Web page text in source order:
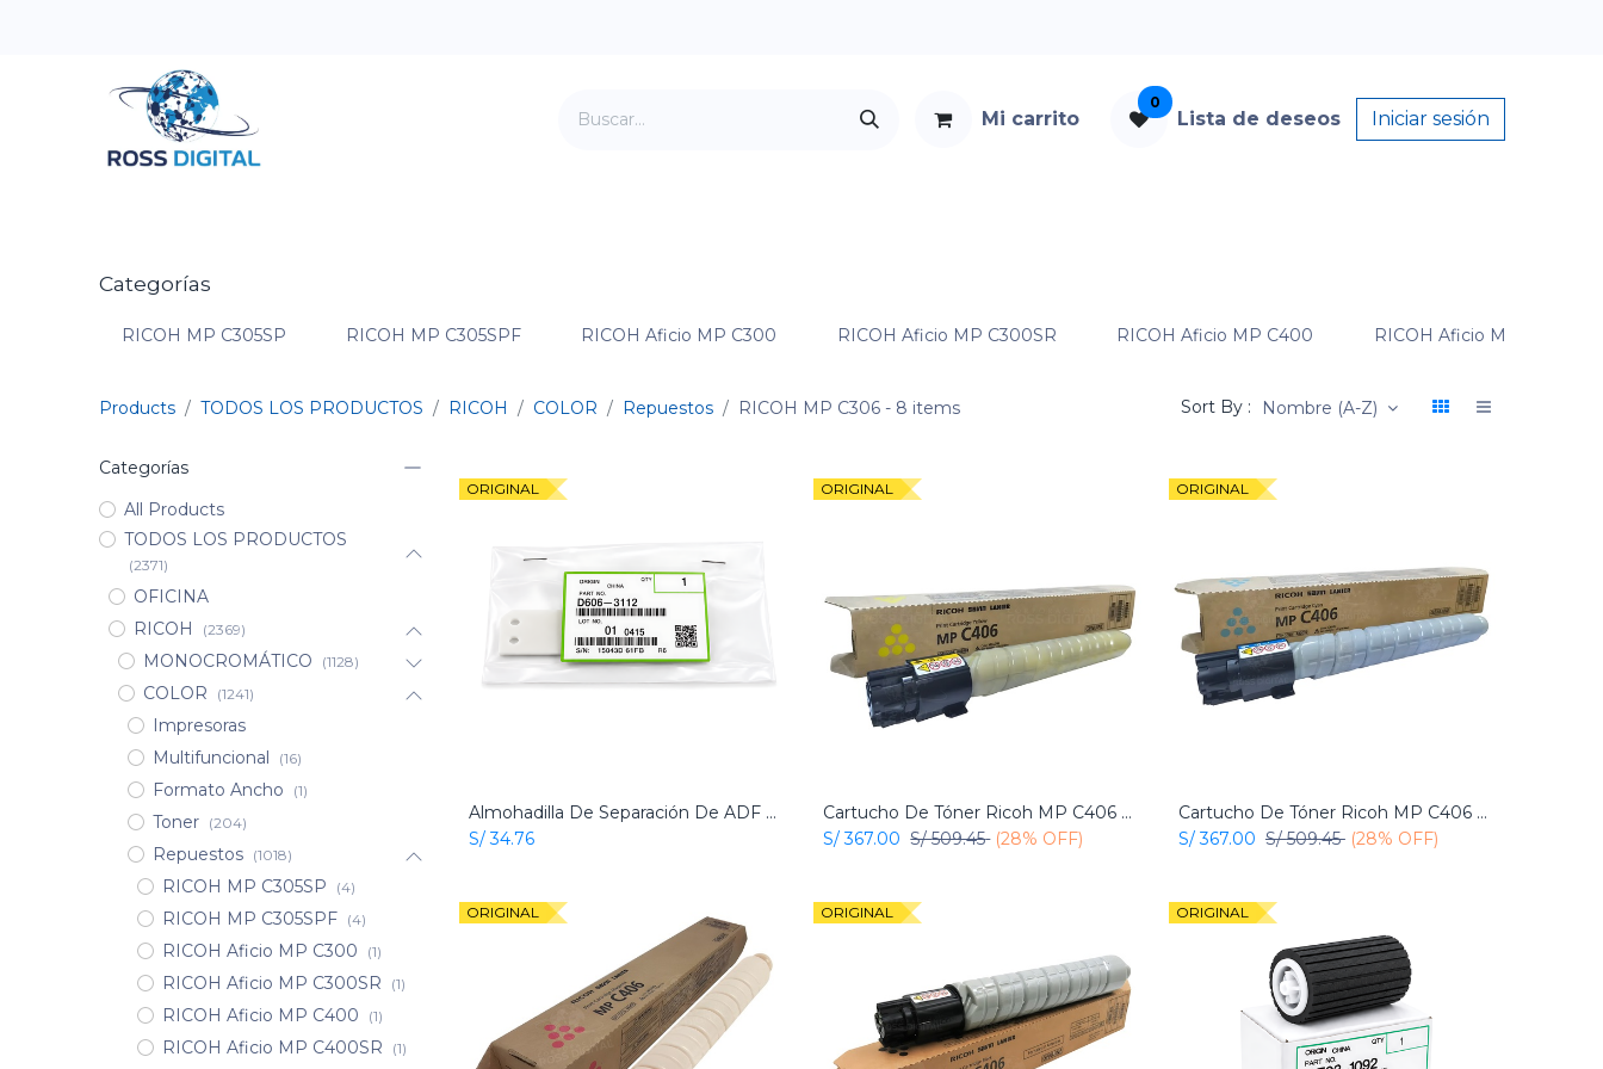
Mi carrito
0
Lista de deseos Iniciar sesión
Categorías
RICOH MP C305SP RICOH MP C305SPF RICOH Aficio MP C300 RICOH Aficio MP C300SR RICOH Aficio MP C400 RICOH Aficio MP C400SR
Products TODOS LOS PRODUCTOS RICOH COLOR Repuestos RICOH MP C306- 8 items Sort By : Nombre (A-Z)
Categorías
All Products
TODOS LOS PRODUCTOS
(2371)
OFICINA
RICOH
(2369)
MONOCROMÁTICO (1128)
COLOR (1241)
Impresoras
Multifuncional
(16)
Formato Ancho (1)
Toner (204)
Repuestos (1018)
RICOH MP C305SP (4)
RICOH MP C305SPF (4)
RICOH Aficio MP C300 (1)
RICOH Aficio MP C300SR (1)
RICOH Aficio MP C400 (1)
RICOH Aficio MP C400SR (1)
ORIGINAL
Add to Cart
Almohadilla De Separación De ADF Original Ricoh
S/34.76
ORIGINAL
Add to Cart
Cartucho De Tóner Ricoh MP C406 Amarillo Original
S/367.00 S/509.45 (28% OFF)
ORIGINAL
Add to Cart
Cartucho De Tóner Ricoh MP C406 Cian Original
S/367.00 S/509.45 (28% OFF)
ORIGINAL ORIGINAL ORIGINAL